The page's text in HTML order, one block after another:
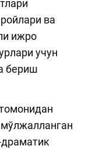
ва
ижро
учун
бериш